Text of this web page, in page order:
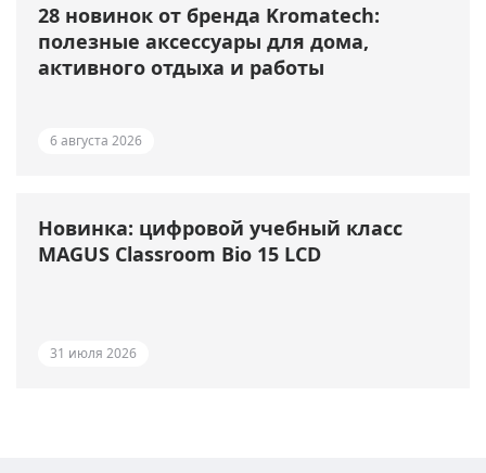
28 новинок от бренда Kromatech:
полезные аксессуары для дома,
активного отдыха и работы
6 августа 2026
Новинка: цифровой учебный класс
MAGUS Classroom Bio 15 LCD
31 июля 2026